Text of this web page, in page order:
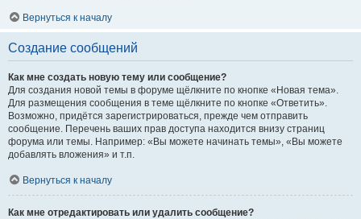
Вернуться к началу
Создание сообщений
Как мне создать новую тему или сообщение?
Для создания новой темы в форуме щёлкните по кнопке «Новая тема».
Для размещения сообщения в теме щёлкните по кнопке «Ответить».
Возможно, придётся зарегистрироваться, прежде чем отправить
сообщение. Перечень ваших прав доступа находится внизу страниц
форума или темы. Например: «Вы можете начинать темы», «Вы можете
добавлять вложения» и т.п.
Вернуться к началу
Как мне отредактировать или удалить сообщение?